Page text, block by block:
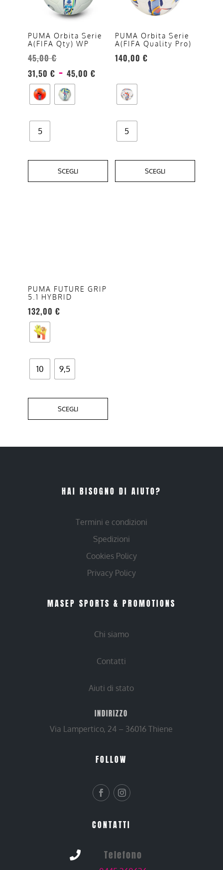
PUMA Orbita Serie
A(FIFA Qty) WP
45,00€
31,50 € - 45,00 €
prezzo:
31,50 €
5
SCEGLI
varianti.
opzioni
possono
essere
scelte
nella
pagina
prodotto
PUMA Orbita Serie
A(FIFA Quality Pro)
140,00 €
5
SCEGLI
varianti.
opzioni
possono
essere
nella
pagina
prodotto
PUMA FUTURE GRIP
5.1 HYBRID
132,00 €
10 9,5
SCEGLI
opzioni
possono
essere
scelte
nella
del
HAI BISOGNO DI AIUTO?
Termini e condizioni
Spedizioni
Cookies Policy
Privacy Policy
MASEP SPORTS & PROMOTIONS
Chi siamo
Contatti
Aiuti di stato
INDIRIZZO
Via Lampertico, 24 – 36016 Thiene
FOLLOW
CONTATTI
 Telefono